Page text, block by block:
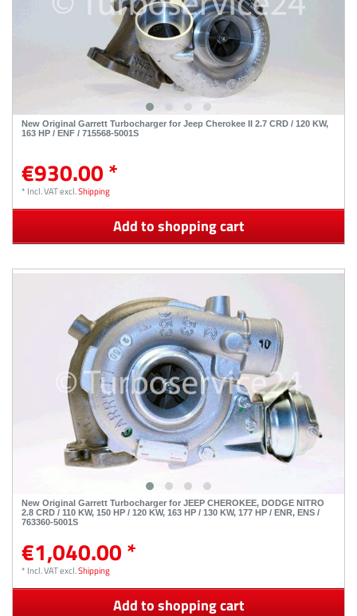
New Original Garrett Turbocharger for Jeep Cherokee II 2.7 CRD / 120 KW,
163 HP / ENF / 715568-5001S
€930.00 *
* Incl. VATexcl.Shipping
Add to shopping cart
New Original Garrett Turbocharger for JEEP CHEROKEE, DODGE NITRO
2.8 CRD / 110 KW, 150 HP / 120 KW, 163 HP / 130 KW, 177 HP / ENR, ENS /
763360-5001S
€1,040.00 *
* Incl. VATexcl.Shipping
Add to shopping cart